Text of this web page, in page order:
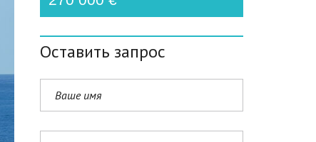
К
E
L
Оставить запрос